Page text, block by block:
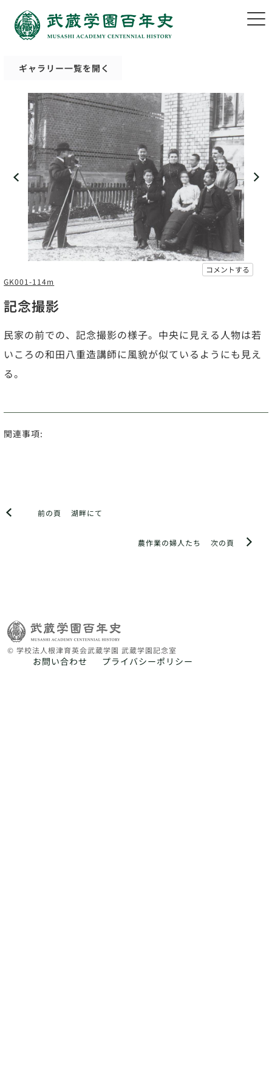
ギャラリー一覧を開く
コメントする
GK001-114m
記念撮影
民家の前での、記念撮影の様子。中央に見える人物は若
いころの和田八重造講師に風貌が似ているようにも見え
る。
関連事項:
前の頁 湖畔にて
次の頁
農作業の婦人たち
© 学校法人根津育英会武蔵学園 武蔵学園記念室
お問い合わせ プライバシーポリシー